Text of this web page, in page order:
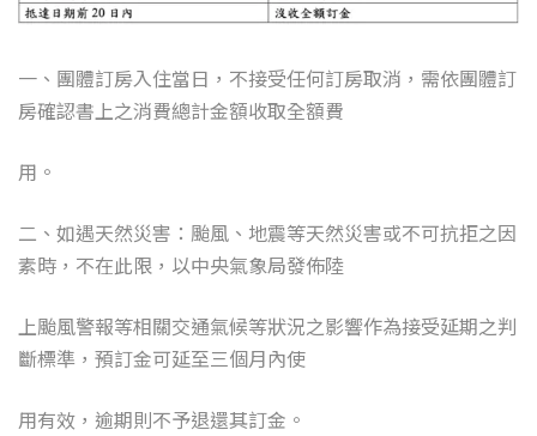
一、團體訂房入住當日，不接受任何訂房取消，需依團體訂
房確認書上之消費總計金額收取全額費
用。
二、如遇天然災害：颱風、地震等天然災害或不可抗拒之因
素時，不在此限，以中央氣象局發佈陸
上颱風警報等相關交通氣候等狀況之影響作為接受延期之判
斷標準，預訂金可延至三個月內使
用有效，逾期則不予退還其訂金。